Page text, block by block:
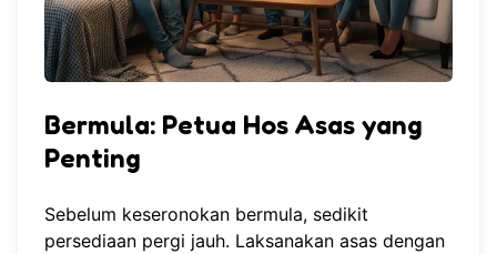
Bermula: Petua Hos Asas yang
Penting
Sebelum keseronokan bermula, sedikit
persediaan pergi jauh. Laksanakan asas dengan